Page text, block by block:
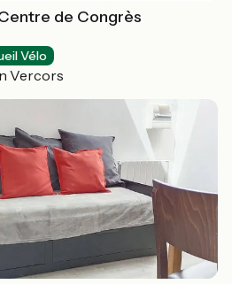
de Congrès
Vélo
Vercors